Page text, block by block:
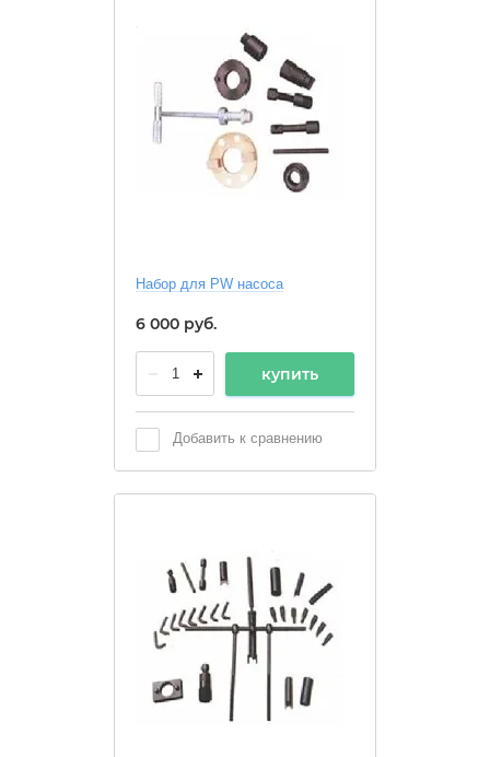
Набор для PW насоса
6 000 руб.
купить
Добавить к сравнению